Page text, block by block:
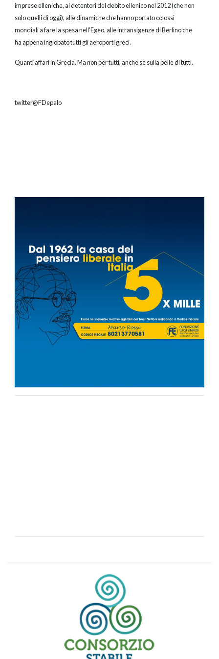
imprese elleniche, ai detentori del debito ellenico nel 2012 (che non
solo quelli di oggi), alle dinamiche che hanno portato colossi
mondiali a fare la spesa nell'Egeo, alle intransigenze di Berlino che
ha appena inglobato tutti gli aeroporti greci.
Quanti affari in Grecia. Ma non per tutti, anche se sulla pelle di tutti.
twitter@FDepalo